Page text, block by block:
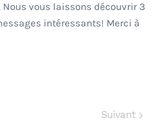
vous laissons découvrir 3
intéressants! Merci à
Suivant